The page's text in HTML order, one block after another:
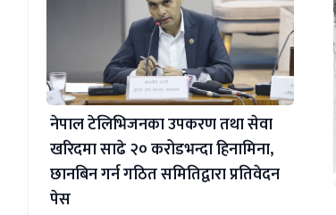
नेपाल टेलिभिजनका उपकरण तथा सेवा
खरिदमा साढे २० करोडभन्दा हिनामिना,
छानबिन गर्न गठित समितिद्वारा प्रतिवेदन
पेस